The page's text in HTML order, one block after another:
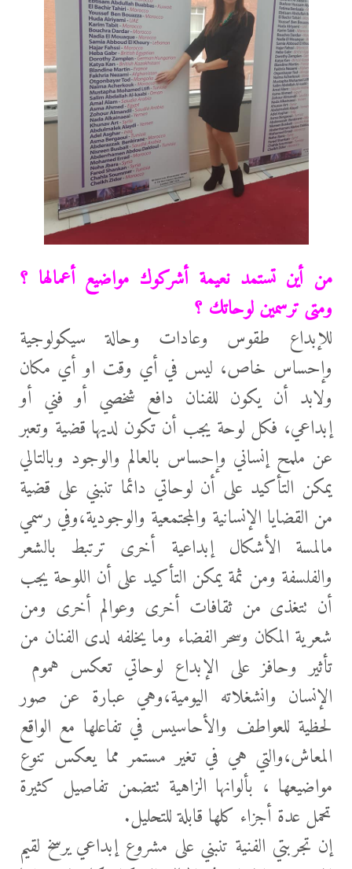
من أين تستمد نعيمة أشركوك مواضيع أعمالها ؟
ومتى ترسمين لوحاتك ؟
للإبداع طقوس وعادات وحالة سيكولوجية
وإحساس خاص، ليس في أي وقت او أي مكان
ولابد أن يكون للفنان دافع شخصي أو فني أو
إبداعي، فكل لوحة يجب أن تكون لديها قضية وتعبر
عن ملمح إنساني وإحساس بالعالم والوجود وبالتالي
يمكن التأكيد على أن لوحاتي دائما تنبني على قضية
من القضايا الإنسانية والمجتمعية والوجودية،وفي رسمي
مالمسة الأشكال إبداعية أخرى ترتبط بالشعر
والفلسفة ومن ثمة يمكن التأكيد على أن اللوحة يجب
أن تتغذى من ثقافات أخرى وعوالم أخرى ومن
شعرية المكان وسحر الفضاء وما يخلفه لدى الفنان من
تأثير وحافز على الإبداع لوحاتي تعكس هموم
الإنسان وانشغلاته اليومية،وهي عبارة عن صور
لحظية للعواطف والأحاسيس في تفاعلها مع الواقع
المعاش،والتي هي في تغير مستمر مما يعكس تنوع
مواضيعها ، بألوانها الزاهية تتضمن تفاصيل كثيرة
تحمل عدة أجزاء كلها قابلة للتحليل.
إن تجربتي الفنية تنبني على مشروع إبداعي يرسخ لقيم